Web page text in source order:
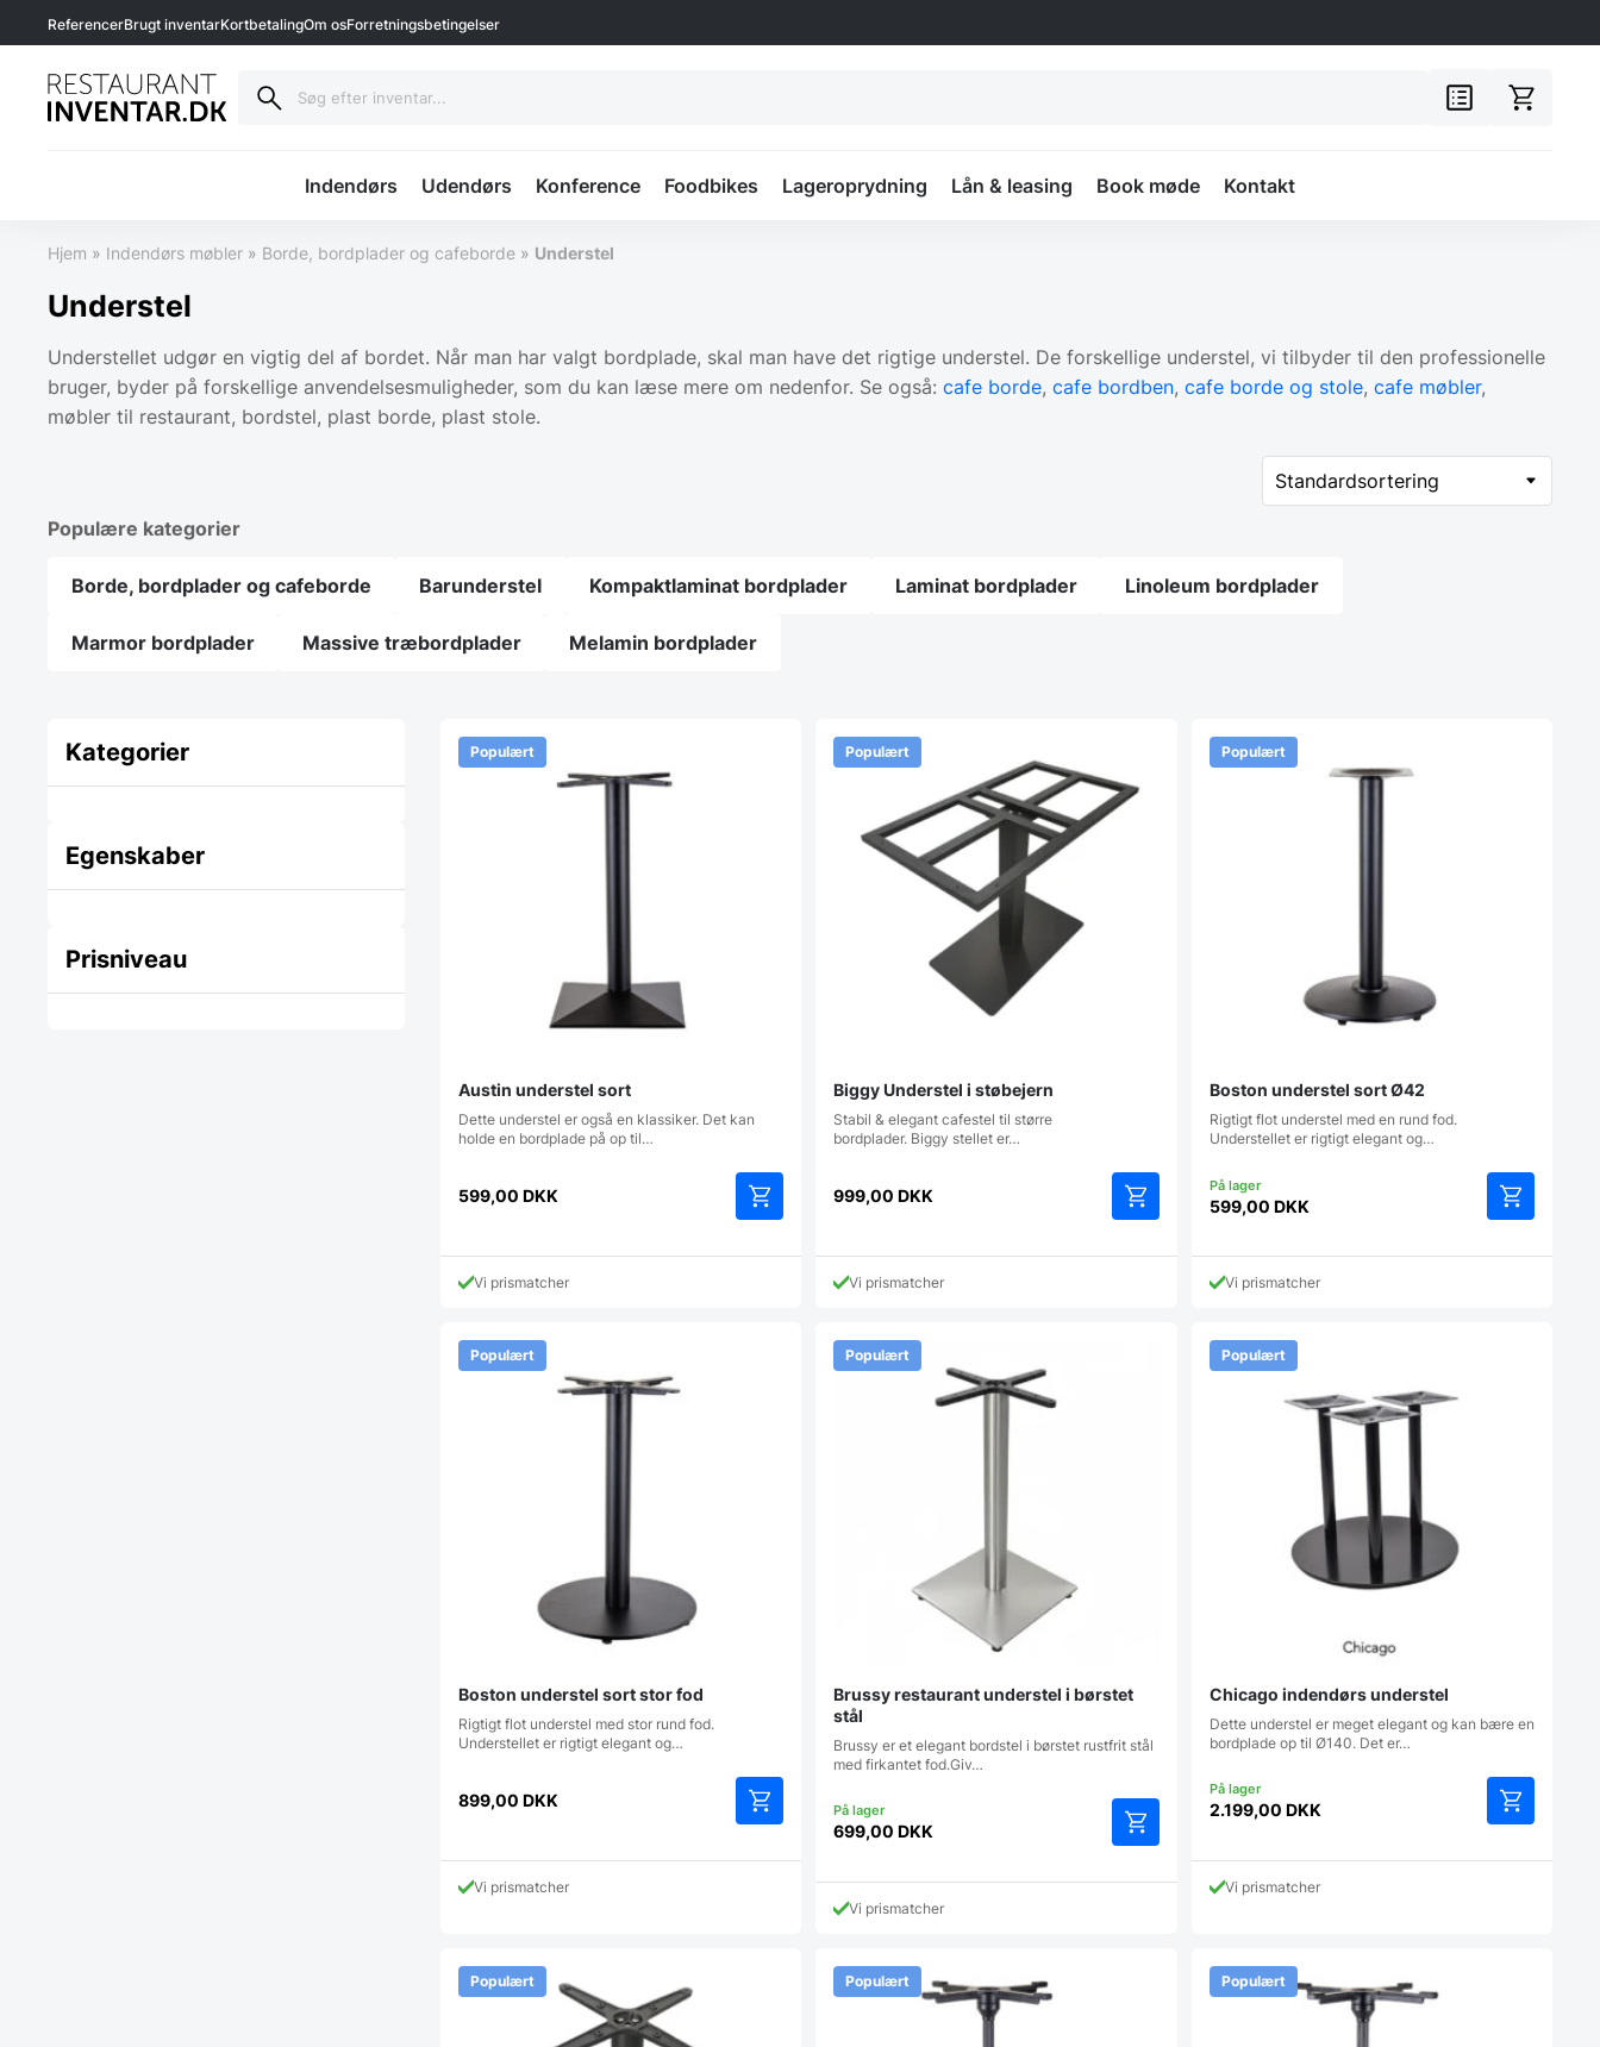
ReferencerBrugt inventarKortbetalingOm osForretningsbetingelser
Indendørs Udendørs Konference Foodbikes Lageroprydning Lån & leasing Book møde Kontakt
Hjem » Indendørs møbler » Borde, bordplader og cafeborde » Understel
Understel
Understellet udgør en vigtig del af bordet. Når man har valgt bordplade, skal man have det rigtige understel. De forskellige understel, vi tilbyder til den professionelle
bruger, byder på forskellige anvendelsesmuligheder, som du kan læse mere om nedenfor. Se også: cafe borde, cafe bordben, cafe borde og stole, cafe møbler,
møbler til restaurant, bordstel, plast borde, plast stole.
Populære kategorier
Borde, bordplader og cafeborde Barunderstel Kompaktlaminat bordplader Laminat bordplader Linoleum bordplader
Marmor bordplader Massive træbordplader Melamin bordplader
Kategorier
Egenskaber
Prisniveau
Populært
Austin understel sort
Dette understel er også en klassiker. Det kan
holde en bordplade på op til…
599,00 DKK
Vi prismatcher
Populært
Biggy Understel i støbejern
Stabil & elegant cafestel til større
bordplader. Biggy stellet er…
999,00DKK
Vi prismatcher
Populært
Boston understel sort Ø42
Rigtigt flot understel med en rund fod.
Understellet er rigtigt elegant og…
599,00 DKK
Vi prismatcher
Populært
Boston understel sort stor fod
Rigtigt flot understel med stor rund fod.
Understellet er rigtigt elegant og…
899,00 DKK
Vi prismatcher
Populært
Brussy restaurant understel i børstet
stål
Brussy er et elegant bordstel i børstet rustfrit stål
med firkantet fod.Giv…
699,00DKK
Vi prismatcher
Populært
Chicago indendørs understel
Dette understel er meget elegant og kan bære en
bordplade op til Ø140. Det er…
2.199,00 DKK
Vi prismatcher
Populært Populært Populært